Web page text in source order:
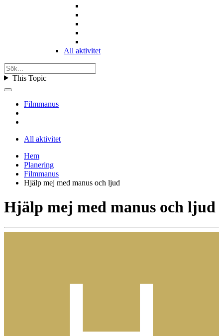
All aktivitet
This Topic
Filmmanus
All aktivitet
Hem
Planering
Filmmanus
Hjälp mej med manus och ljud
Hjälp mej med manus och ljud